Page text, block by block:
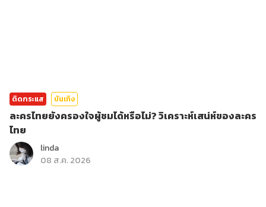
ติดกระแส บันเทิง
ละครไทยยังครองใจผู้ชมได้หรือไม่? วิเคราะห์เสน่ห์ของละคร
ไทย
linda
08 ส.ค. 2026